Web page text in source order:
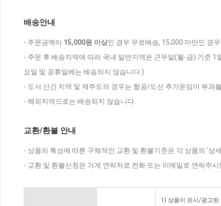
배송안내
- 주문금액이 15,000원 이상인 경우 무료배송, 15,000 미만인 경
- 주문 후 배송지역에 따라 국내 일반지역은 근무일(월-금) 기준
요일 및 공휴일에는 배송되지 않습니다.)
- 도서 산간 지역 및 제주도의 경우는 항공/도선 추가운임이 부과
- 해외지역으로는 배송되지 않습니다.
교환/환불 안내
- 상품의 특성에 따른 구체적인 교환 및 환불기준은 각 상품의 '상
- 교환 및 환불신청은 가게 연락처로 전화 또는 이메일로 연락주
1) 상품이 표시/광고된